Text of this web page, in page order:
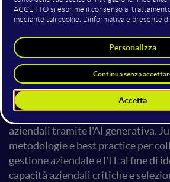
value: come le aziende possono
rapidamente le loro idee e
concrete? Fondamentale in questo
gestione aziendale guidi lo
al dipartimento IT o a consulenti
In questo intervento, Juho
principali intuizioni derivanti dalla
aziendali tramite l'AI generativa.
metodologie e best practice per
gestione aziendale e l'IT al fine di
capacità aziendali critiche e